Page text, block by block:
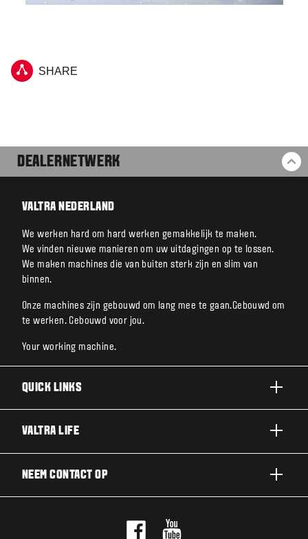
SHARE
DEALERNETWERK
VALTRA NEDERLAND
We werken hard om hard werken gemakkelijk te maken.
We vinden nieuwe manieren om uw uitdagingen op te lossen.
We maken machines die van buiten sterk zijn en slim van
binnen.
Onze machines zijn gebouwd om lang mee te gaan.Gebouwd om
te werken. Gebouwd voor jou.
Your working machine.
QUICK LINKS
N SERIE
VALTRA LIFE
NIEUWS EN EVENEMENTEN
NEEM CONTACT OP